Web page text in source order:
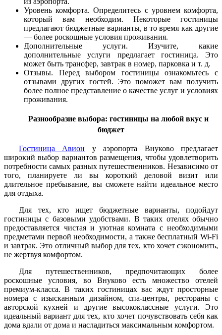
Уровень комфорта. Определитесь с уровнем комфорта,
который вам необходим. Некоторые гостиницы
предлагают бюджетные варианты, в то время как другие
— более роскошные условия проживания.
Дополнительные услуги. Изучите, какие
дополнительные услуги предлагает гостиница. Это
может быть трансфер, завтрак в номер, парковка и т. д.
Отзывы. Перед выбором гостиницы ознакомьтесь с
отзывами других гостей. Это поможет вам получить
более полное представление о качестве услуг и условиях
проживания.
Разнообразие выбора: гостиницы на любой вкус и
бюджет
Гостиница Авион у аэропорта Внуково предлагает
широкий выбор вариантов размещения, чтобы удовлетворить
потребности самых разных путешественников. Независимо от
того, планируете ли вы короткий деловой визит или
длительное пребывание, вы сможете найти идеальное место
для отдыха.
Для тех, кто ищет бюджетные варианты, подойдут
гостиницы с базовыми удобствами. В таких отелях обычно
предоставляется чистая и уютная комната с необходимыми
предметами первой необходимости, а также бесплатный Wi-Fi
и завтрак. Это отличный выбор для тех, кто хочет сэкономить,
не жертвуя комфортом.
Для путешественников, предпочитающих более
роскошные условия, во Внуково есть множество отелей
премиум-класса. В таких гостиницах вас ждут просторные
номера с изысканным дизайном, спа-центры, рестораны с
авторской кухней и другие высококлассные услуги. Это
идеальный вариант для тех, кто хочет почувствовать себя как
дома вдали от дома и насладиться максимальным комфортом.